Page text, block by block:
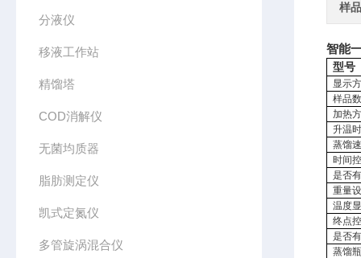
分液仪
移液工作站
精馏塔
COD消解仪
无菌均质器
脂肪测定仪
凯式定氮仪
多管旋涡混合仪
样
智能
型号
显示
样品数
加热
升温
蒸馏
时间
是否
重量
温度
终点
是否有
蒸馏